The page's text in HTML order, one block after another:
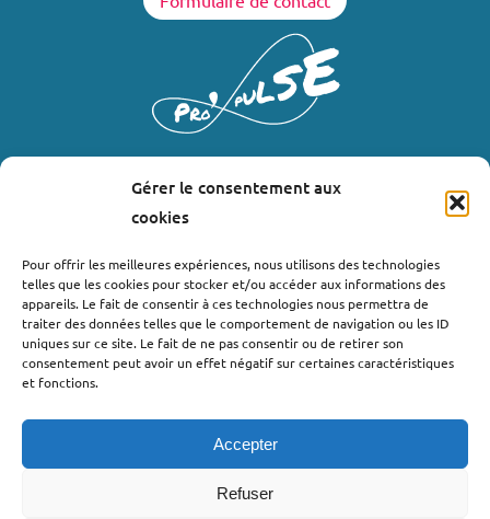
Gérer le consentement aux
cookies
Pour offrir les meilleures expériences, nous utilisons des technologies
telles que les cookies pour stocker et/ou accéder aux informations des
appareils. Le fait de consentir à ces technologies nous permettra de
traiter des données telles que le comportement de navigation ou les ID
uniques sur ce site. Le fait de ne pas consentir ou de retirer son
consentement peut avoir un effet négatif sur certaines caractéristiques
et fonctions.
Accepter
Refuser
Où nous trouver ?
Bollène
Nyons
Valréas
Lachapelle-sous-Aubenas